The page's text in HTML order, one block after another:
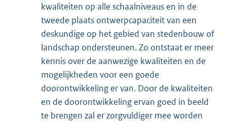
kwaliteiten op alle schaalniveaus en in de
tweede plaats ontwerpcapaciteit van een
deskundige op het gebied van stedenbouw of
landschap ondersteunen. Zo ontstaat er meer
kennis over de aanwezige kwaliteiten en de
mogelijkheden voor een goede
doorontwikkeling er van. Door de kwaliteiten
en de doorontwikkeling ervan goed in beeld
te brengen zal er zorgvuldiger mee worden